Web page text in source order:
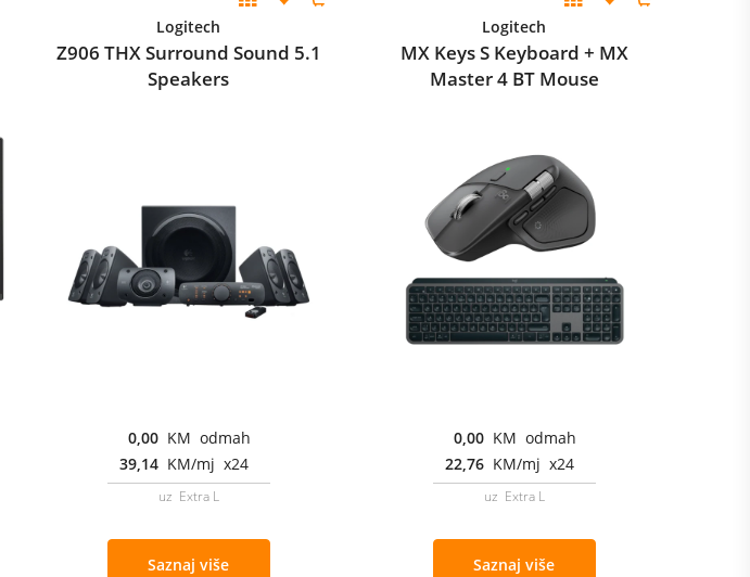
Logitech
Z906 THX Surround Sound 5.1
Speakers
0,00 KM odmah
39,14 KM/mj x24
uz Extra L
Saznaj više
Logitech
MX Keys S Keyboard + MX
Master 4 BT Mouse
0,00 KM odmah
22,76 KM/mj x24
uz Extra L
Saznaj više